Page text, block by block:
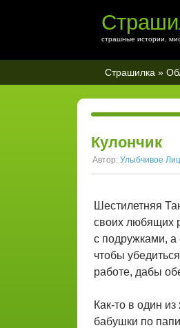
страшные истории,
Страшилка »
Кулончик
Автор: Улыбчивое
Шестилетняя
своих любящих
с подружками,
чтобы
работе, дабы
Как-то в один
бабушки по